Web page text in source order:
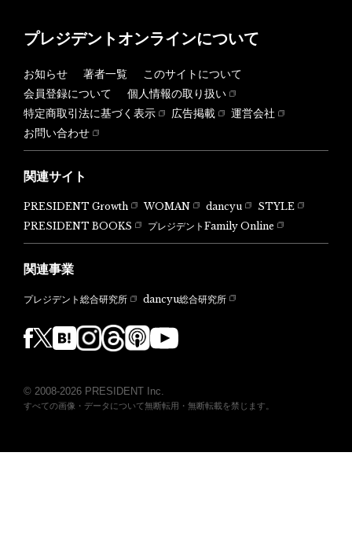
プレジデントオンラインについて
お知らせ 著者一覧
このサイトについて
会員登録について
個人情報の取り扱い
特定商取引法に基づく表示
広告掲載
運営会社
お問い合わせ
関連サイト
PRESIDENT Growth WOMAN dancyu
STYLE
PRESIDENT BOOKS
プレジデントFamily Online
関連事業
プレジデント総合研究所 dancyu総合研究所
© 2008-2026 PRESIDENT Inc.
すべての画像・データについて無断転用・無断転載を禁じます。